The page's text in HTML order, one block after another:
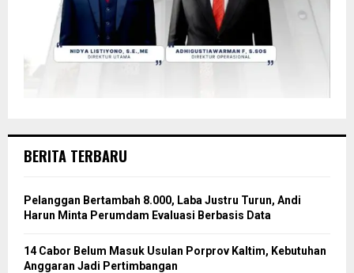
BERITA TERBARU
Pelanggan Bertambah 8.000, Laba Justru Turun, Andi
Harun Minta Perumdam Evaluasi Berbasis Data
14 Cabor Belum Masuk Usulan Porprov Kaltim, Kebutuhan
Anggaran Jadi Pertimbangan